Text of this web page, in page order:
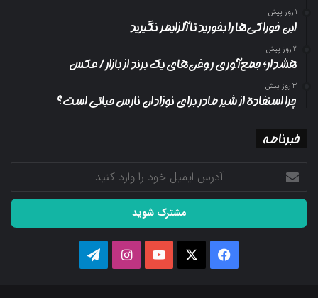
1 روز پیش
این خوراکی‌ها را بخورید تا آلزایمر نگیرید
2 روز پیش
هشدار؛ جمع‌آوری روغن‌های یک برند از بازار/ عکس
3 روز پیش
چرا استفاده از شیر مادر برای نوزادان نارس حیاتی است؟
خبرنامه
آدرس
ایمیل
خود
وارد
فیسبوک ایکسیوتیوباینستاگرامتلگرام